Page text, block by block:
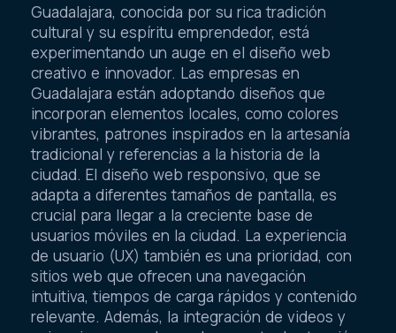
Guadalajara, conocida por su rica tradición
cultural y su espíritu emprendedor, está
experimentando un auge en el diseño web
creativo e innovador. Las empresas en
Guadalajara están adoptando diseños que
incorporan elementos locales, como colores
vibrantes, patrones inspirados en la artesanía
tradicional y referencias a la historia de la
ciudad. El diseño web responsivo, que se
adapta a diferentes tamaños de pantalla, es
crucial para llegar a la creciente base de
usuarios móviles en la ciudad. La experiencia
de usuario (UX) también es una prioridad, con
sitios web que ofrecen una navegación
intuitiva, tiempos de carga rápidos y contenido
relevante. Además, la integración de videos y